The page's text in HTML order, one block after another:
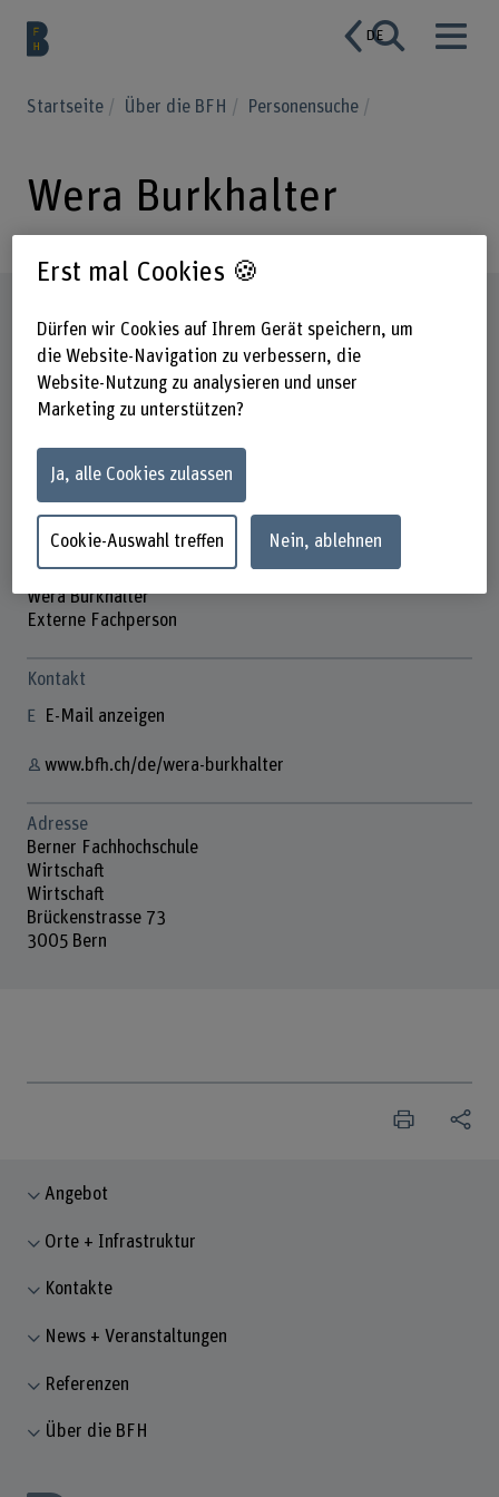
DE
Startseite Über die BFH Personensuche
Wera Burkhalter
Wera Burkhalter
Externe Fachperson
Kontakt
E-Mail anzeigen
www.bfh.ch/de/wera-burkhalter
Adresse
Berner Fachhochschule
Wirtschaft
Wirtschaft
Brückenstrasse 73
3005 Bern
Angebot
Orte + Infrastruktur
Kontakte
News + Veranstaltungen
Referenzen
Über die BFH
Erst mal Cookies 🍪
Dürfen wir Cookies auf Ihrem Gerät speichern, um
die Website-Navigation zu verbessern, die
Website-Nutzung zu analysieren und unser
Marketing zu unterstützen?
Ja, alle Cookies zulassen
Cookie-Auswahl treffen Nein, ablehnen